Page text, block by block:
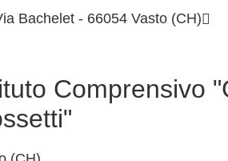
Bachelet - 66054 Vasto (CH)
Comprensivo